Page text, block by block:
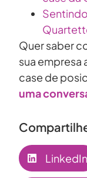
Quer saber
sua empresa
case de
uma
LinkedIn